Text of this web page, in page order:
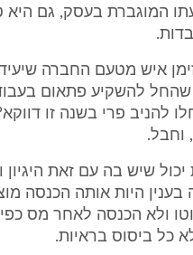
המוגברת בעסק, גם היא
איש מטעם החברה
להניב פרי בשנה זו
וחבל.
שיש בה עם זאת היגיון
ולא הכנסה לאחר מס
כל ביסוס בראיות.